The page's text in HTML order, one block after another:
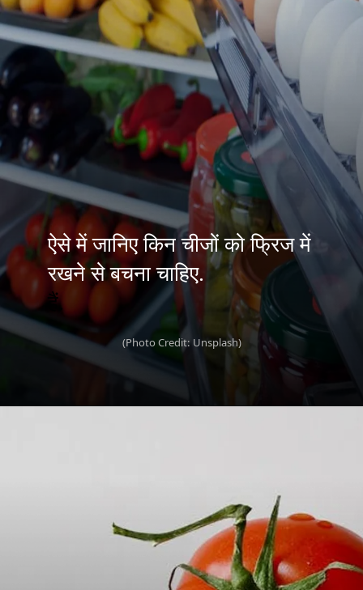
(Photo Credit: Unsplash)
ऐसे में जानिए किन चीजों को फ्रिज में
रखने से बचना चाहिए.
हैं.